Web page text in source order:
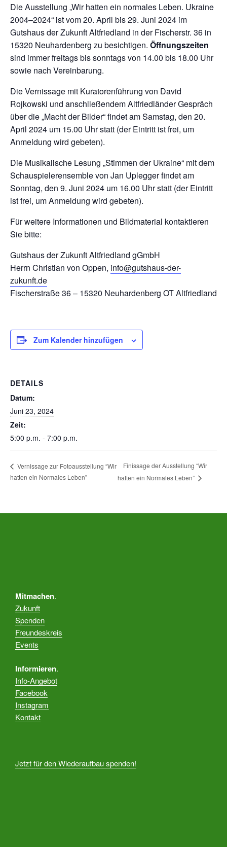
Die Ausstellung „Wir hatten ein normales Leben. Ukraine
2004–2024“ ist vom 20. April bis 29. Juni 2024 im
Gutshaus der Zukunft Altfriedland in der Fischerstr. 36 in
15320 Neuhardenberg zu besichtigen. Öffnungszeiten
sind immer freitags bis sonntags von 14.00 bis 18.00 Uhr
sowie nach Vereinbarung.
Die Vernissage mit Kuratorenführung von David
Rojkowski und anschließendem Altfriedländer Gespräch
über die „Macht der Bilder“ findet am Samstag, den 20.
April 2024 um 15.00 Uhr statt (der Eintritt ist frei, um
Anmeldung wird gebeten).
Die Musikalische Lesung „Stimmen der Ukraine“ mit dem
Schauspielerensemble von Jan Uplegger findet am
Sonntag, den 9. Juni 2024 um 16.00 Uhr statt (der Eintritt
ist frei, um Anmeldung wird gebeten).
Für weitere Informationen und Bildmaterial kontaktieren
Sie bitte:
Gutshaus der Zukunft Altfriedland gGmbH
Herrn Christian von Oppen, info@gutshaus-der-
zukunft.de
Fischerstraße 36 – 15320 Neuhardenberg OT Altfriedland
Zum Kalender hinzufügen
DETAILS
Datum:
Juni 23, 2024
Zeit:
5:00 p.m. - 7:00 p.m.
Vernissage zur Fotoausstellung “Wir
hatten ein Normales Leben”
Finissage der Ausstellung “Wir
hatten ein Normales Leben”
Mitmachen.
Zukunft
Spenden
Freundeskreis
Events
Informieren.
Info-Angebot
Facebook
Instagram
Kontakt
Jetzt für den Wiederaufbau spenden!